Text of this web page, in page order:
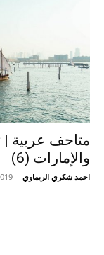
متاحف عربية
والإمارات (6)
احمد شكري الريماوي -